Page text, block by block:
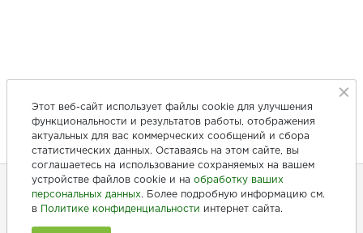
+7 (846) 275-20-10
Этот веб-сайт использует файлы cookie для улучшения
функциональности и результатов работы, отображения
актуальных для вас коммерческих сообщений и сбора
статистических данных. Оставаясь на этом сайте, вы
соглашаетесь на использование сохраняемых на вашем
устройстве файлов cookie и на обработку ваших
персональных данных. Более подробную информацию см.
в
Политике конфиденциальности интернет сайта.